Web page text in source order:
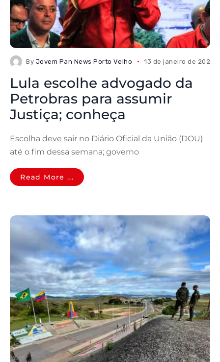
By Jovem Pan News Porto Velho 13 de janeiro de 2026
Lula escolhe advogado da
Petrobras para assumir
Justiça; conheça
Escolha deve sair no Diário Oficial da União (DOU)
até o fim dessa semana; governo
Read More ...